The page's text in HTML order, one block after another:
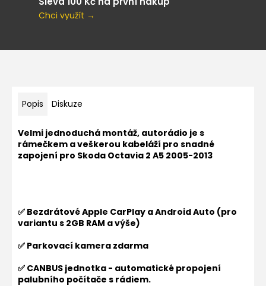
Chci využít →
Popis Diskuze
Velmi jednoduchá montáž, autorádio je s
rámečkem a veškerou kabeláží pro snadné
zapojení pro Skoda Octavia 2 A5 2005-2013
✅ Bezdrátové Apple CarPlay a Android Auto (pro
variantu s 2GB RAM a výše)
✅ Parkovací kamera zdarma
✅ CANBUS jednotka - automatické propojení
palubního počítače s rádiem.